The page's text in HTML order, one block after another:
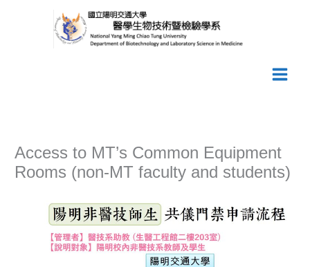
Access to MT’s Common Equipment
Rooms (non-MT faculty and students)